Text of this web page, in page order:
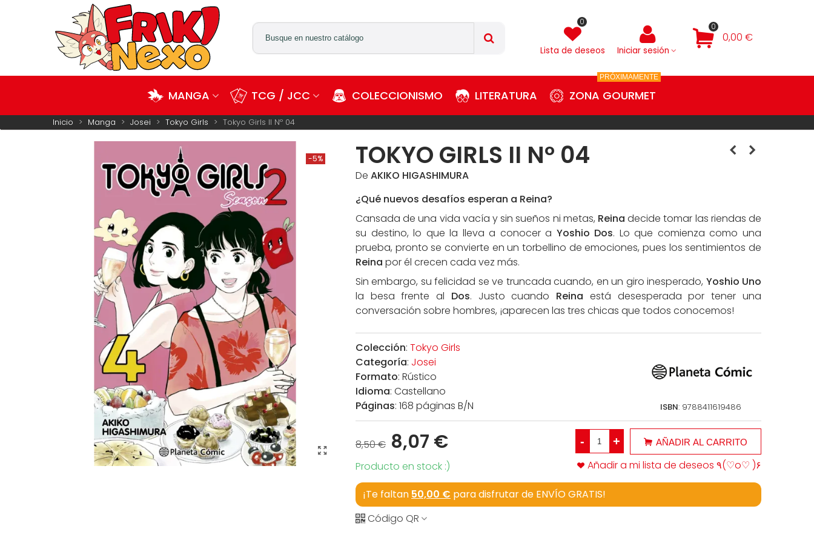
0
Lista de deseos Iniciar sesión
0
0,00 €
MANGA TCG / JCC COLECCIONISMO LITERATURA ZONA GOURMET
PRÓXIMAMENTE
Inicio > Manga > Josei > Tokyo Girls > Tokyo Girls II Nº 04
-5% TOKYO GIRLS II Nº 04
De AKIKO HIGASHIMURA
¿Qué nuevos desafíos esperan a Reina?
Cansada de una vida vacía y sin sueños ni metas, Reina decide tomar las riendas de
su destino, lo que la lleva a conocer a Yoshio Dos. Lo que comienza como una
prueba, pronto se convierte en un torbellino de emociones, pues los sentimientos de
Reina por él crecen cada vez más.
Sin embargo, su felicidad se ve truncada cuando, en un giro inesperado, Yoshio Uno
la besa frente al Dos. Justo cuando Reina está desesperada por tener una
conversación sobre hombres, ¡aparecen las tres chicas que todos conocemos!
ISBN: 9788411619486
Colección: Tokyo Girls
Categoría: Josei
Formato: Rústico
Idioma: Castellano
Páginas: 168 páginas B/N
8,50 € 8,07 €
Producto en stock :)
- + AÑADIR AL CARRITO
Añadir a mi lista de deseos ٩(♡o♡ )۶
¡Te faltan 50,00 € para disfrutar de ENVÍO GRATIS!
Código QR